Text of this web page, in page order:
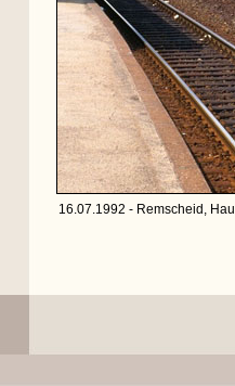
16.07.1992 - Remscheid,